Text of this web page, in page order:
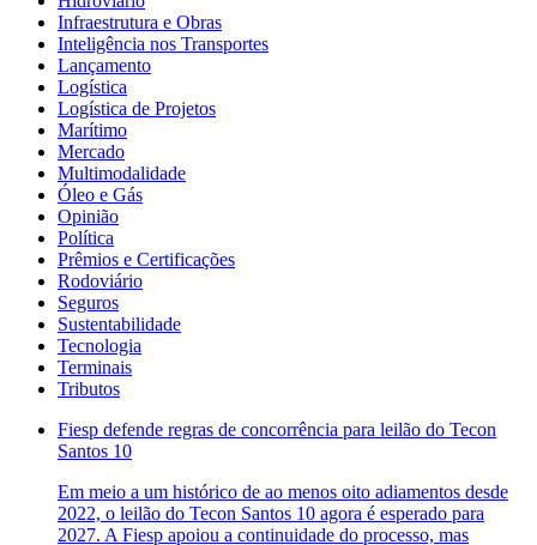
Infraestrutura e Obras
Inteligência nos Transportes
Lançamento
Logística
Logística de Projetos
Marítimo
Mercado
Multimodalidade
Óleo e Gás
Opinião
Política
Prêmios e Certificações
Rodoviário
Seguros
Sustentabilidade
Tecnologia
Terminais
Tributos
Fiesp defende regras de concorrência para leilão do Tecon
Santos 10
Em meio a um histórico de ao menos oito adiamentos desde
2022, o leilão do Tecon Santos 10 agora é esperado para
2027. A Fiesp apoiou a continuidade do processo, mas